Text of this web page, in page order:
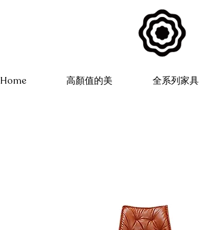
Home 高顏值的美 全系列家具